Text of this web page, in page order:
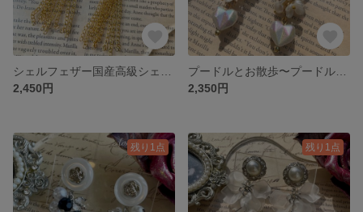
2,450円
2,350円
残り1点 残り1点